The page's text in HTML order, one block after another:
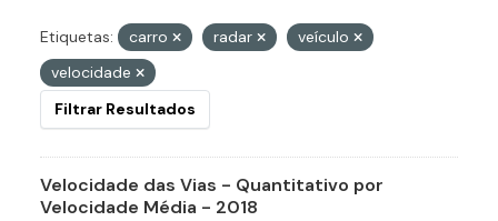
Etiquetas: carro radar
veículo
velocidade
Filtrar Resultados
Velocidade das Vias - Quantitativo por
Velocidade Média - 2018